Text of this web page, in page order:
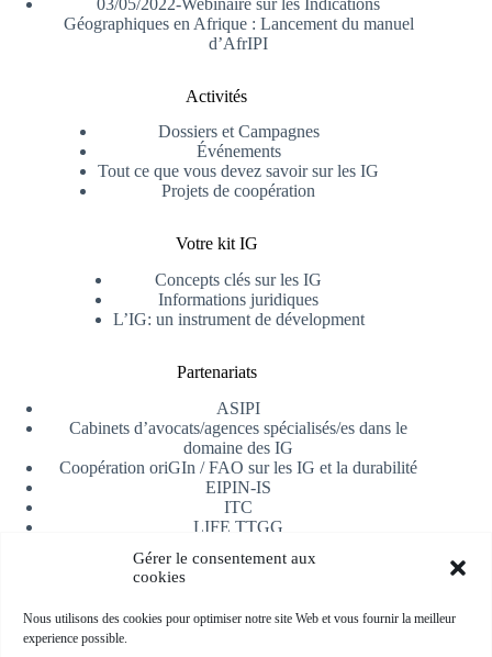
Gérer le consentement aux
cookies
Nous utilisons des cookies pour optimiser notre site Web et vous fournir la meilleur
experience possible.
Géographiques en Afrique : Lancement du manuel
d’AfrIPI
Activités
Dossiers et Campagnes
Événements
Tout ce que vous devez savoir sur les IG
Projets de coopération
Votre kit IG
Concepts clés sur les IG
Informations juridiques
L’IG: un instrument de dévelopment
Partenariats
ASIPI
Cabinets d’avocats/agences spécialisés/es dans le
domaine des IG
Coopération oriGIn / FAO sur les IG et la durabilité
EIPIN-IS
ITC
LIFE TTGG
AfrIPI
Recevoir notre newsletter